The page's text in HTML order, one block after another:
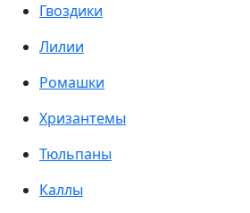
Гвоздики
Лилии
Ромашки
Хризантемы
Тюльпаны
Каллы